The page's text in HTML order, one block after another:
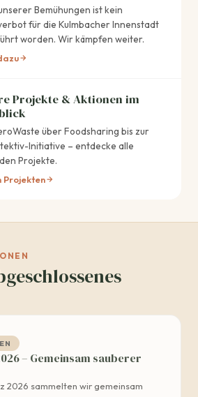
Bemühungen ist kein
für die Kulmbacher Innenstadt
worden. Wir kämpfen weiter.
Projekte & Aktionen im
über Foodsharing bis zur
Initiative – entdecke alle
Projekte.
Projekten
– Gemeinsam sauberer
2026 sammelten wir gemeinsam